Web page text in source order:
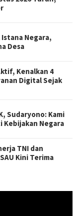
Negara,
Desa
Kenalkan 4
Digital Sejak
Sudaryono: Kami
Kebijakan Negara
TNI dan
Kini Terima